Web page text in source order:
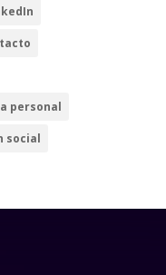
personal
social